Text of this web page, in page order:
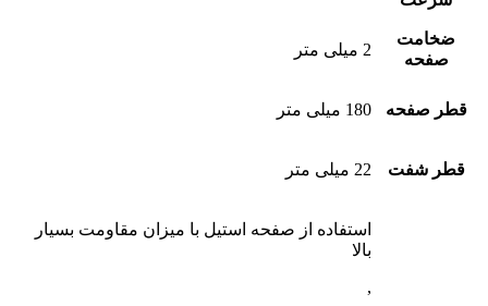
ضخامت
صفحه
2 میلی متر
قطر صفحه 180 میلی متر
قطر شفت 22 میلی متر
استفاده از صفحه استیل با میزان مقاومت بسیار
بالا
,